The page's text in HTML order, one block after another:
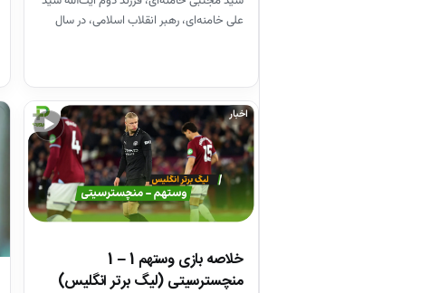
علی خامنه‌ای، رهبر انقلاب اسلامی، در سال
▶
اخبار
خلاصه بازی وستهم 1 – 1
منچسترسیتی (لیگ برتر انگلیس)